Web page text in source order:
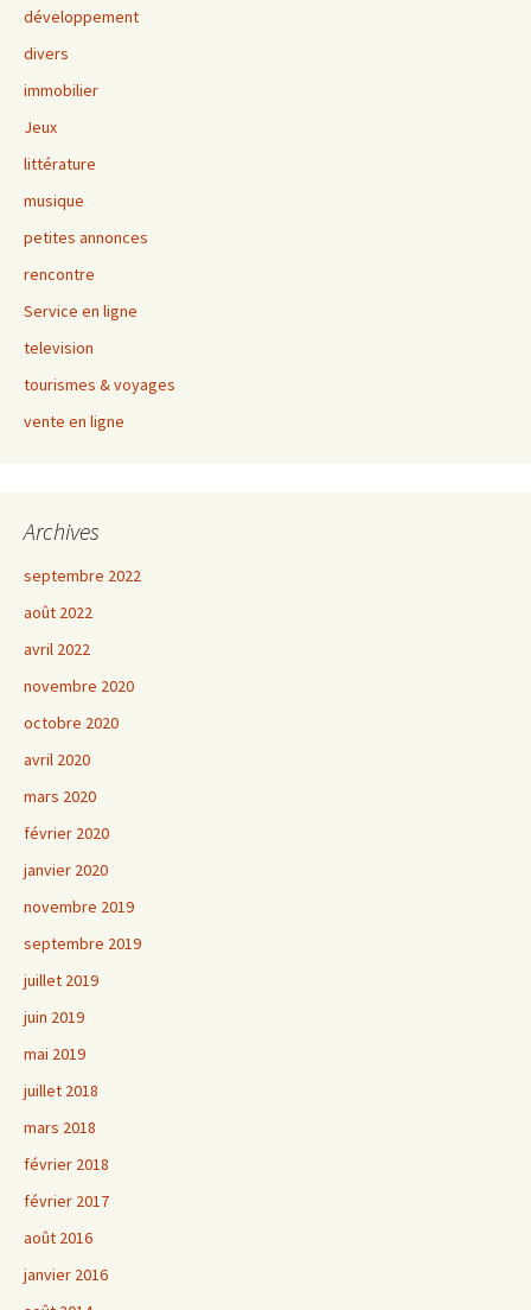
développement
divers
immobilier
Jeux
littérature
musique
petites annonces
rencontre
Service en ligne
television
tourismes & voyages
vente en ligne
Archives
septembre 2022
août 2022
avril 2022
novembre 2020
octobre 2020
avril 2020
mars 2020
février 2020
janvier 2020
novembre 2019
septembre 2019
juillet 2019
juin 2019
mai 2019
juillet 2018
mars 2018
février 2018
février 2017
août 2016
janvier 2016